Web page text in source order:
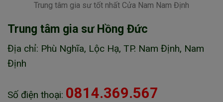
Trung tâm gia sư tốt nhất Cửa Nam Nam Định
Trung tâm gia sư Hồng Đức
Địa chỉ: Phù Nghĩa, Lộc Hạ, TP. Nam Định, Nam
Định
Số điện thoại: 0814.369.567